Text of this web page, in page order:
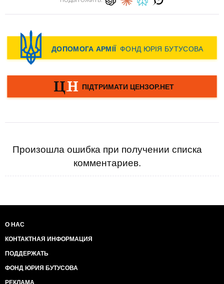
Произошла ошибка при получении списка
комментариев.
О НАС
КОНТАКТНАЯ ИНФОРМАЦИЯ
ПОДДЕРЖАТЬ
ФОНД ЮРИЯ БУТУСОВА
РЕКЛАМА